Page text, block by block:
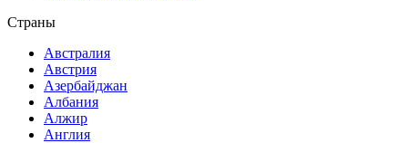
Страны
Австралия
Австрия
Азербайджан
Албания
Алжир
Англия